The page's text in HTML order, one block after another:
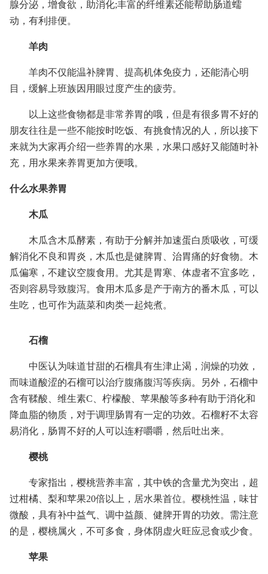
腺分泌，增食欲，助消化;丰富的纤维素还能帮助肠道蠕
动，有利排便。
羊肉
羊肉不仅能温补脾胃、提高机体免疫力，还能清心明
目，缓解上班族因用眼过度产生的疲劳。
以上这些食物都是非常养胃的哦，但是有很多胃不好的
朋友往往是一些不能按时吃饭、有挑食情况的人，所以接下
来就为大家再介绍一些养胃的水果，水果口感好又能随时补
充，用水果来养胃更加方便哦。
什么水果养胃
木瓜
木瓜含木瓜酵素，有助于分解并加速蛋白质吸收，可缓
解消化不良和胃炎，木瓜也是健脾胃、治胃痛的好食物。木
瓜偏寒，不建议空腹食用。尤其是胃寒、体虚者不宜多吃，
否则容易导致腹泻。食用木瓜多是产于南方的番木瓜，可以
生吃，也可作为蔬菜和肉类一起炖煮。
石榴
中医认为味道甘甜的石榴具有生津止渴，润燥的功效，
而味道酸涩的石榴可以治疗腹痛腹泻等疾病。另外，石榴中
含有鞣酸、维生素C、柠檬酸、苹果酸等多种有助于消化和
降血脂的物质，对于调理肠胃有一定的功效。石榴籽不太容
易消化，肠胃不好的人可以连籽嚼嚼，然后吐出来。
樱桃
专家指出，樱桃营养丰富，其中铁的含量尤为突出，超
过柑橘、梨和苹果20倍以上，居水果首位。樱桃性温，味甘
微酸，具有补中益气、调中益颜、健脾开胃的功效。需注意
的是，樱桃属火，不可多食，身体阴虚火旺应忌食或少食。
苹果